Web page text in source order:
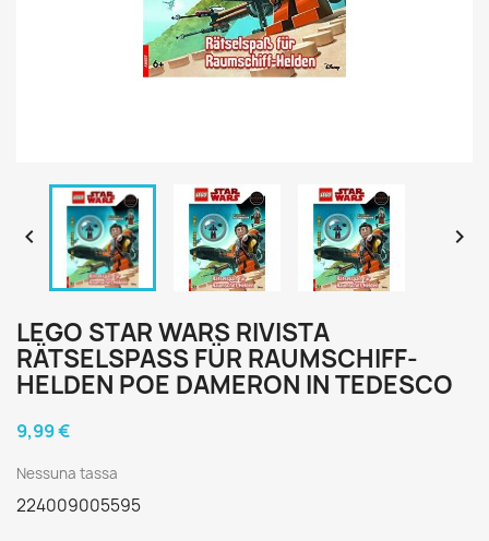
 
LEGO STAR WARS RIVISTA
RÄTSELSPASS FÜR RAUMSCHIFF-H
ELDEN POE DAMERON IN TEDESCO
9,99 €
Nessuna tassa
224009005595